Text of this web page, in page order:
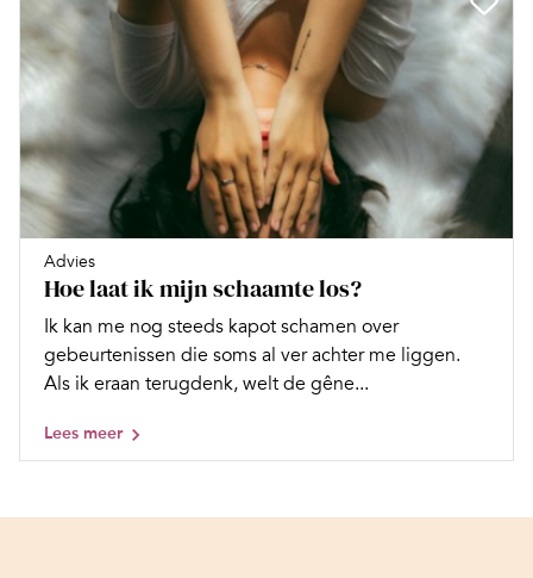
Advies
Hoe laat ik mijn schaamte los?
Ik kan me nog steeds kapot schamen over
gebeurtenissen die soms al ver achter me liggen.
Als ik eraan terugdenk, welt de gêne...
Lees meer